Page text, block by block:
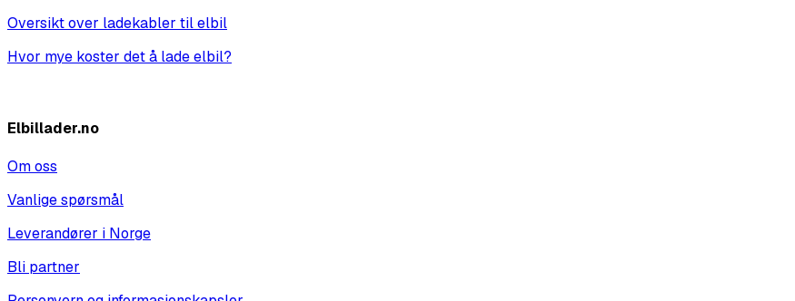
Oversikt over ladekabler til elbil
Hvor mye koster det å lade elbil?
Elbillader.no
Om oss
Vanlige spørsmål
Leverandører i Norge
Bli partner